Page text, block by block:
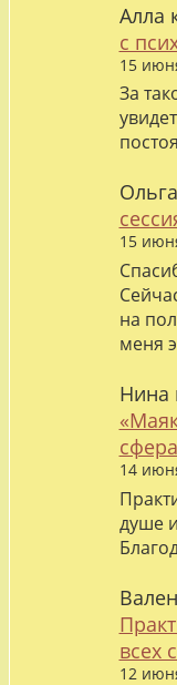
Алла
с
15
За
Ольга
15
на
меня
Нина
14
душе
всех
12